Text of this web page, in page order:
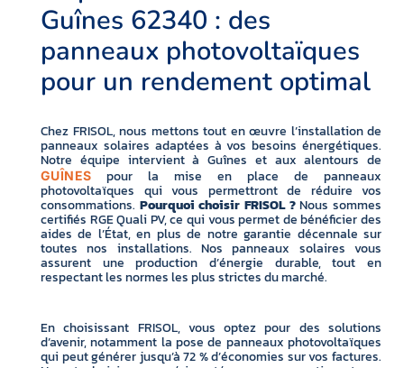
Guînes 62340 : des
panneaux photovoltaïques
pour un rendement optimal
Chez FRISOL, nous mettons tout en œuvre l’installation de
panneaux solaires adaptées à vos besoins énergétiques.
Notre équipe intervient à Guînes et aux alentours de
GUÎNES pour la mise en place de panneaux
photovoltaïques qui vous permettront de réduire vos
consommations. Pourquoi choisir FRISOL ?Nous sommes
certifiés RGE Quali PV, ce qui vous permet de bénéficier des
aides de l’État, en plus de notre garantie décennale sur
toutes nos installations. Nos panneaux solaires vous
assurent une production d’énergie durable, tout en
respectant les normes les plus strictes du marché.
En choisissant FRISOL, vous optez pour des solutions
d’avenir, notamment la pose de panneaux photovoltaïques
qui peut générer jusqu’à 72 % d’économies sur vos factures.